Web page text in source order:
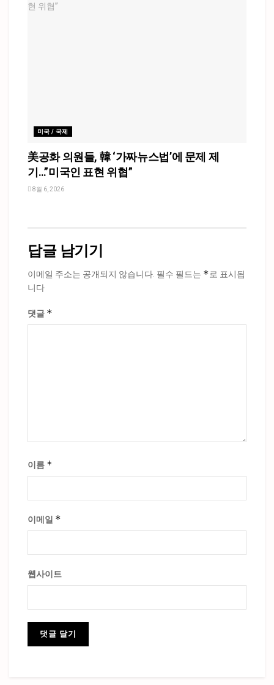
미국 / 국제
美공화 의원들, 韓 ‘가짜뉴스법’에 문제 제
기…”미국인 표현 위협”
8월 6, 2026
답글 남기기
이메일 주소는 공개되지 않습니다. 필수 필드는 *로 표시됩
니다
댓글 *
이름 *
이메일 *
웹사이트